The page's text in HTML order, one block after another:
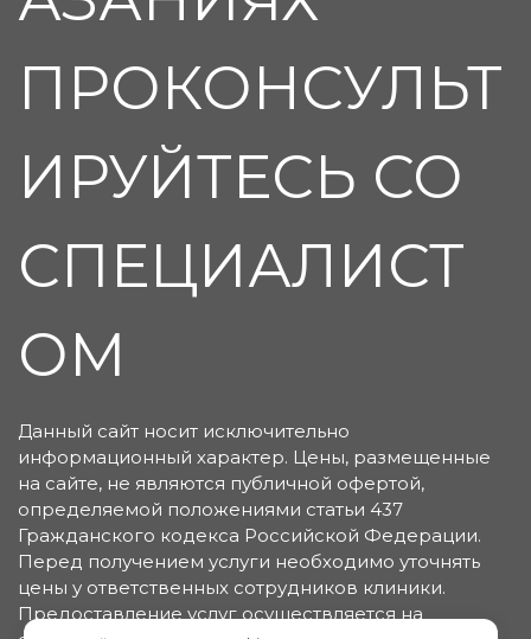
ПРОКОНСУЛЬТ
ИРУЙТЕСЬ СО
СПЕЦИАЛИСТ
ОМ
Данный сайт носит исключительно
информационный характер. Цены, размещенные
на сайте, не являются публичной офертой,
определяемой положениями статьи 437
Гражданского кодекса Российской Федерации.
Перед получением услуги необходимо уточнять
цены у ответственных сотрудников клиники.
Предоставление услуг осуществляется на